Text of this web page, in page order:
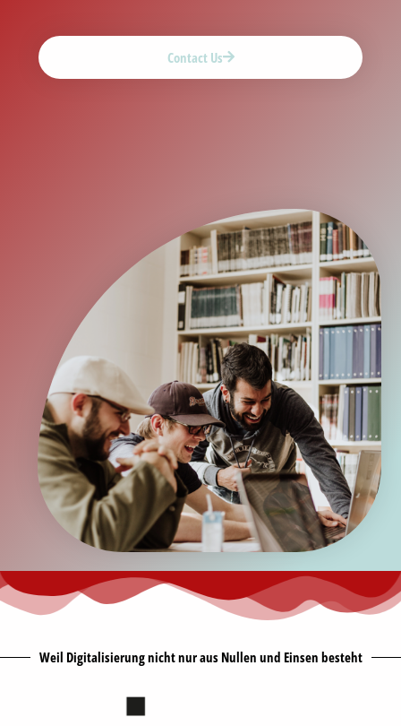
Contact Us
Weil Digitalisierung nicht nur aus Nullen und Einsen besteht